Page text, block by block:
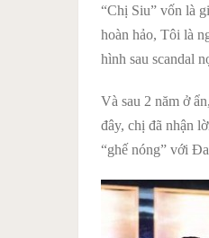
“Chị Siu” vốn là
hoàn hảo, Tôi là
hình sau scandal
Và sau 2 năm ở
đây, chị đã nhận
“ghế nóng” với